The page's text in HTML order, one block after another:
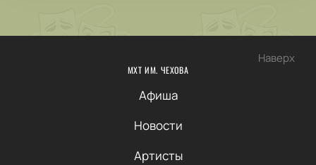
Наверх
МХТ ИМ. ЧЕХОВА
Афиша
Новости
Артисты